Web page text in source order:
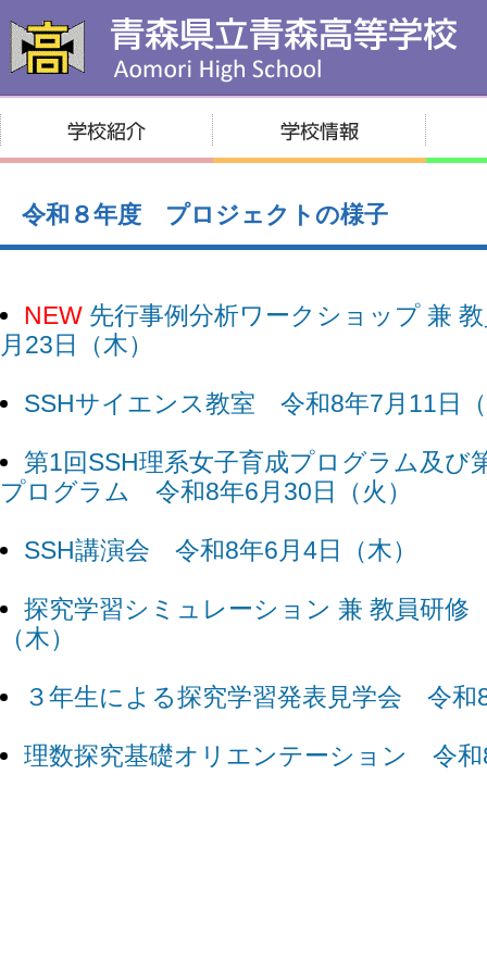
令和８年度 プロジェクトの様子
NEW 先行事例分析ワークショップ 兼
月23日（木）
SSHサイエンス教室 令和8年7月11日
第1回SSH理系女子育成プログラム及び
プログラム 令和8年6月30日（火）
SSH講演会 令和8年6月4日（木）
探究学習シミュレーション 兼 教員研
（木）
３年生による探究学習発表見学会 令和
理数探究基礎オリエンテーション 令和